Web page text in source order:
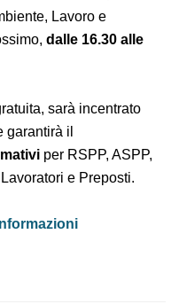
cheOPALS
Lavoro e
sarà
lavoro” e garantirà
formativiper RSPP,